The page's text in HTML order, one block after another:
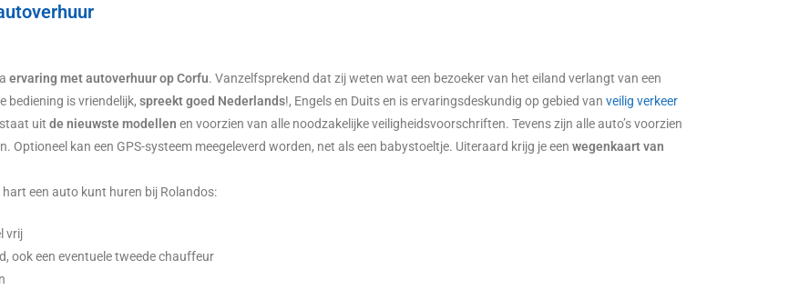
ervaring met autoverhuur op Corfu. Vanzelfsprekend dat zij weten wat een bezoeker van het eiland verlangt van een
bediening is vriendelijk, spreekt goed Nederlands!, Engels en Duits en is ervaringsdeskundig op gebied van veilig verkeer
uit de nieuwste modellen en voorzien van alle noodzakelijke veiligheidsvoorschriften. Tevens zijn alle auto’s voorzien
kan een GPS-systeem meegeleverd worden, net als een babystoeltje. Uiteraard krijg je een wegenkaart van
een auto kunt huren bij Rolandos:
vrij
ook een eventuele tweede chauffeur